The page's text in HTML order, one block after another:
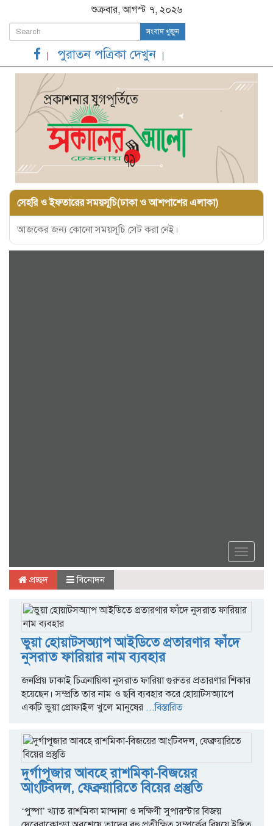
শুক্রবার, আগস্ট ৭, ২০২৬
সংবাদ খুজুন
পুরাতন পত্রিকা দেখুন
সেহরি ও ইফতারের সময়সূচি(ঢাকা ও আশপাশের এলাকা)
আজকের জন্য কোনো সময়সূচি সেট করা নেই।
Toggle
প্রচ্ছদ বিনোদন
ভুয়া হোয়াটসঅ্যাপ আইডিতে প্রতারণার ফাঁদে
নুসরাত ফারিয়ার নাম ব্যবহার
জনপ্রিয় ঢাকাই চিত্রনায়িকা নুসরাত ফারিয়া গুরুতর প্রতারণার শিকার
হয়েছেন। সম্প্রতি তার নাম ও ছবি ব্যবহার করে হোয়াটসঅ্যাপে
একটি ভুয়া প্রোফাইল খুলে মানুষের ...বিস্তারিত
দুর্গাপূজার আবহে রাশমিকা-বিজয়ের
আংটিবদল, ফেব্রুয়ারিতে বিয়ের প্রস্তুতি
‘পুষ্পা’ খ্যাত রাশমিকা মান্দানা ও দক্ষিণী সুপারস্টার বিজয়